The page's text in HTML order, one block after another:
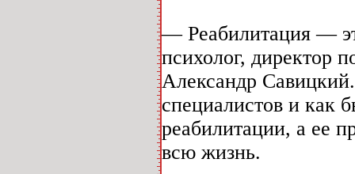
— Реабилитация —
психолог, директор
Александр
специалистов и как
реабилитации, а ее
всю жизнь.